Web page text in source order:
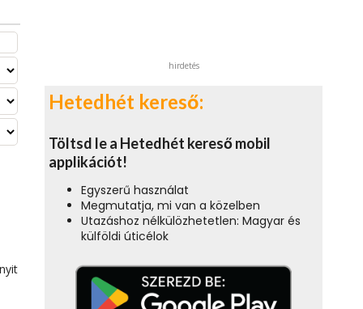
hirdetés
Hetedhét kereső:
Töltsd le a Hetedhét kereső mobil
applikációt!
Egyszerű használat
Megmutatja, mi van a közelben
Utazáshoz nélkülözhetetlen: Magyar és
külföldi úticélok